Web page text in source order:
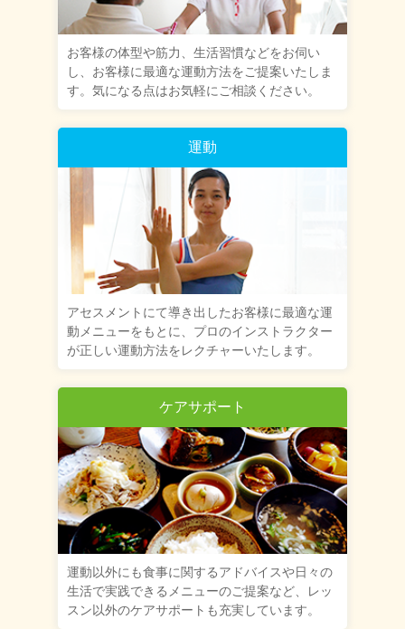
お客様の体型や筋力、生活習慣などをお伺い
し、お客様に最適な運動方法をご提案いたしま
す。気になる点はお気軽にご相談ください。
運動
アセスメントにて導き出したお客様に最適な運
動メニューをもとに、プロのインストラクター
が正しい運動方法をレクチャーいたします。
ケアサポート
運動以外にも食事に関するアドバイスや日々の
生活で実践できるメニューのご提案など、レッ
スン以外のケアサポートも充実しています。